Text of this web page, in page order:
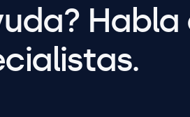
Habla